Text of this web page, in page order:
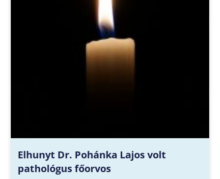
Elhunyt Dr. Pohánka Lajos volt
pathológus főorvos